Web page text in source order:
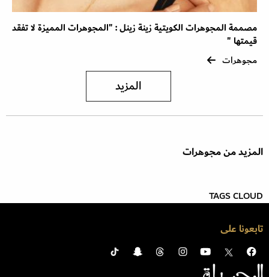
مصممة المجوهرات الكويتية زينة زينل : "المجوهرات المميزة لا تفقد
قيمتها "
مجوهرات
المزيد
المزيد من مجوهرات
TAGS CLOUD
تابعونا على